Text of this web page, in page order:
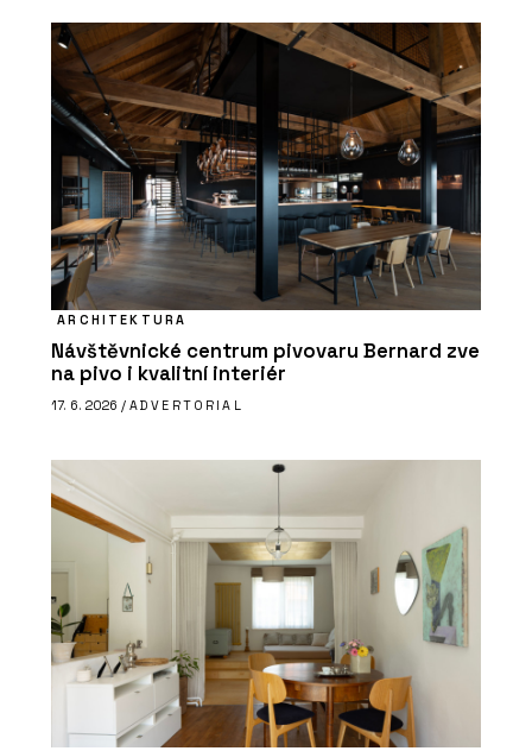
ARCHITEKTURA
Návštěvnické centrum pivovaru Bernard zve
na pivo i kvalitní interiér
17. 6. 2026 / ADVERTORIAL